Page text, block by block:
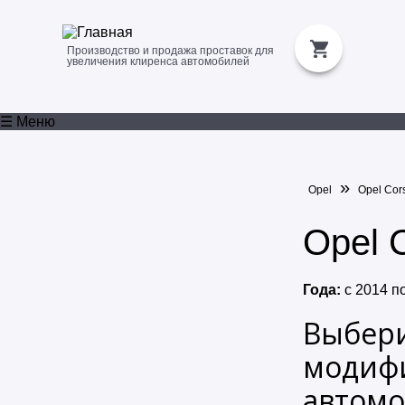
Производство и продажа проставок для
увеличения клиренса автомобилей
☰ Меню
Opel » Opel
Opel
Года: с 2014